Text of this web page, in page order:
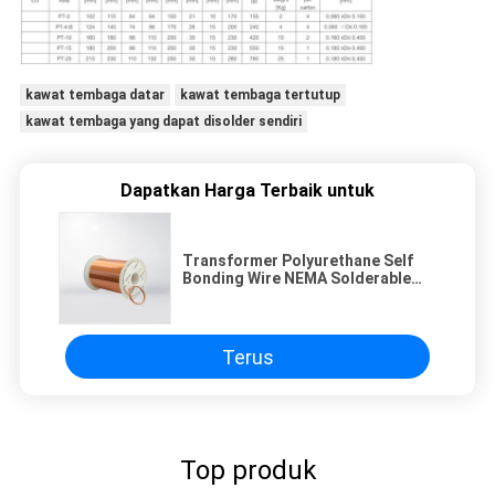
kawat tembaga datar
kawat tembaga tertutup
kawat tembaga yang dapat disolder sendiri
Dapatkan Harga Terbaik untuk
Transformer Polyurethane Self
Bonding Wire NEMA Solderable
Terus
Top produk